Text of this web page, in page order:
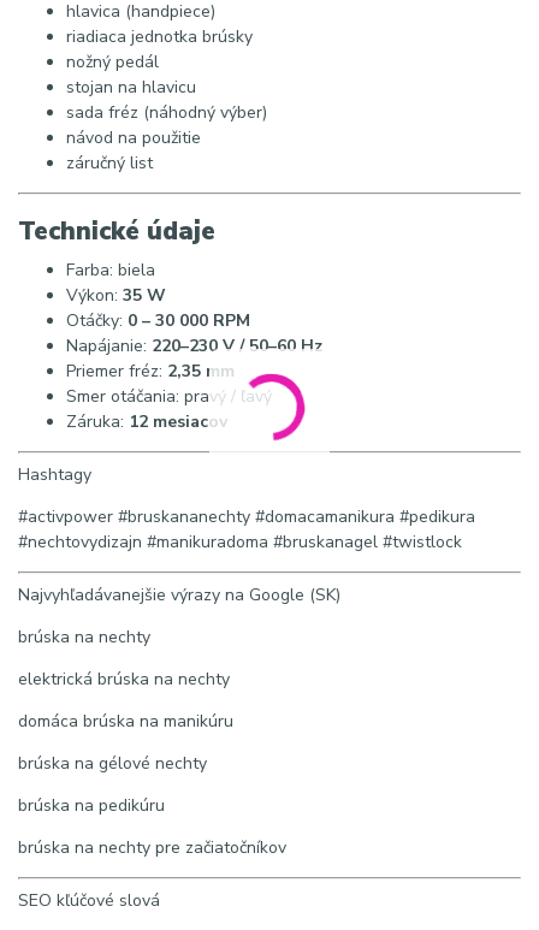
hlavica (handpiece)
riadiaca jednotka brúsky
nožný pedál
stojan na hlavicu
sada fréz (náhodný výber)
návod na použitie
záručný list
Technické údaje
Farba: biela
Výkon: 35 W
Otáčky: 0 – 30 000 RPM
Napájanie: 220–230 V / 50–60 Hz
Priemer fréz: 2,35 mm
Smer otáčania: pravý / ľavý
Záruka: 12 mesiacov
Hashtagy
#activpower #bruskananechty #domacamanikura #pedikura
#nechtovydizajn #manikuradoma #bruskanagel #twistlock
Najvyhľadávanejšie výrazy na Google (SK)
brúska na nechty
elektrická brúska na nechty
domáca brúska na manikúru
brúska na gélové nechty
brúska na pedikúru
brúska na nechty pre začiatočníkov
SEO kľúčové slová